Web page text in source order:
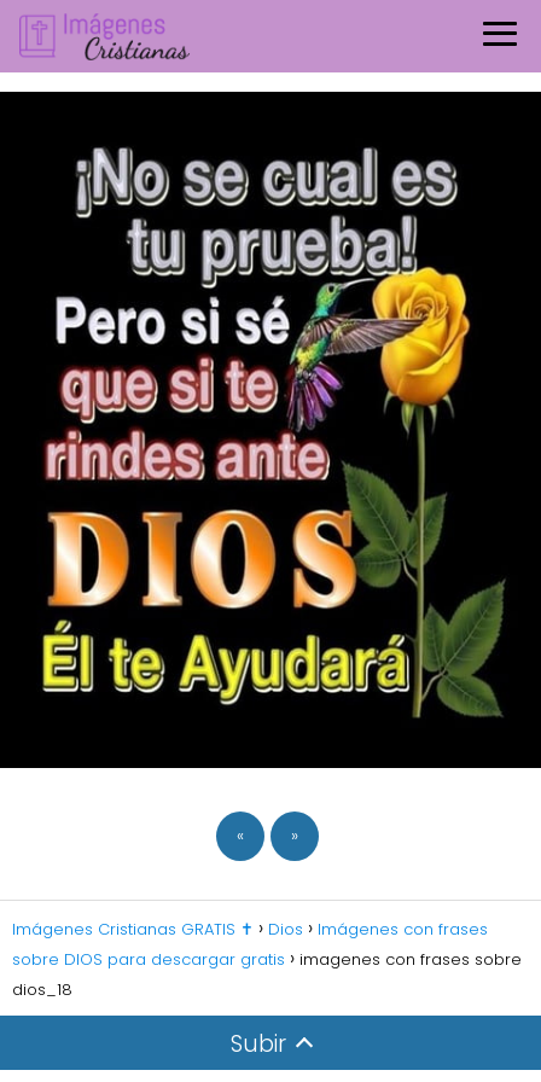
« »
Imágenes Cristianas GRATIS ✝️ Dios
Imágenes con frases
sobre DIOS para descargar gratis
imagenes con frases sobre
dios_18
Subir